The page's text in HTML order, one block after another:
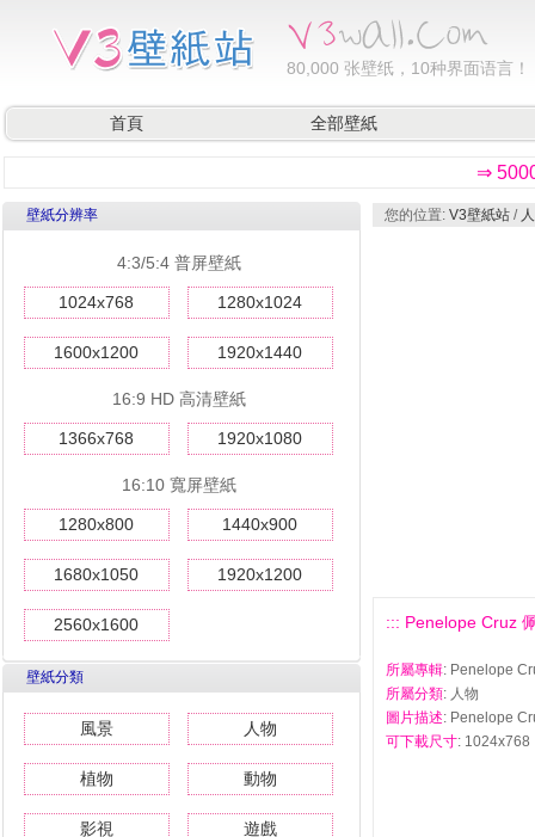
80,000 张壁纸，10种界面语言！
首頁 全部壁紙
⇒
壁紙分辨率
4:3/5:4 普屏壁紙
1024x768 1280x1024
1600x1200 1920x1440
16:9 HD 高清壁紙
1366x768 1920x1080
16:10 寬屏壁紙
1280x800 1440x900
1680x1050 1920x1200
2560x1600
壁紙分類
風景 人物
植物 動物
影視 遊戲
您的位置: V3壁紙站 /
::: Penelope Cruz
所屬專輯: Penelope
所屬分類: 人物
圖片描述: Penelope
可下載尺寸: